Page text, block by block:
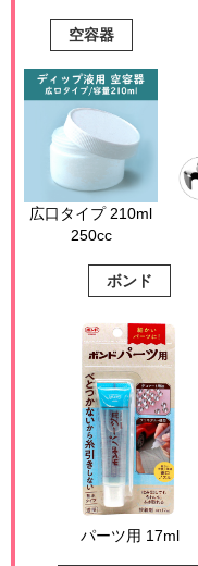
空容器
広口タイプ 210ml
250cc
ボンド
パーツ用 17ml